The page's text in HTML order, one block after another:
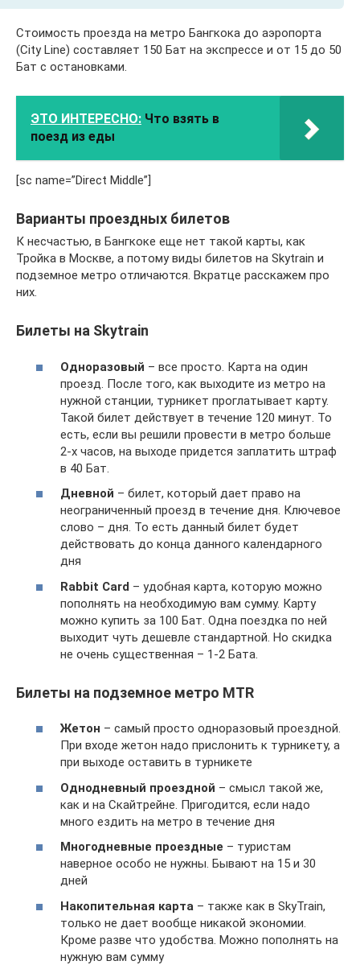
Стоимость проезда на метро Бангкока до аэропорта
(City Line) составляет 150 Бат на экспрессе и от 15 до 50
Бат с остановками.
ЭТО ИНТЕРЕСНО: Что взять в
поезд из еды
[sc name=”Direct Middle”]
Варианты проездных билетов
К несчастью, в Бангкоке еще нет такой карты, как
Тройка в Москве, а потому виды билетов на Skytrain и
подземное метро отличаются. Вкратце расскажем про
них.
Билеты на Skytrain
Одноразовый – все просто. Карта на один
проезд. После того, как выходите из метро на
нужной станции, турникет проглатывает карту.
Такой билет действует в течение 120 минут. То
есть, если вы решили провести в метро больше
2-х часов, на выходе придется заплатить штраф
в 40 Бат.
Дневной – билет, который дает право на
неограниченный проезд в течение дня. Ключевое
слово – дня. То есть данный билет будет
действовать до конца данного календарного
дня
Rabbit Card – удобная карта, которую можно
пополнять на необходимую вам сумму. Карту
можно купить за 100 Бат. Одна поездка по ней
выходит чуть дешевле стандартной. Но скидка
не очень существенная – 1-2 Бата.
Билеты на подземное метро MTR
Жетон – самый просто одноразовый проездной.
При входе жетон надо прислонить к турникету, а
при выходе оставить в турникете
Однодневный проездной – смысл такой же,
как и на Скайтрейне. Пригодится, если надо
много ездить на метро в течение дня
Многодневные проездные – туристам
наверное особо не нужны. Бывают на 15 и 30
дней
Накопительная карта – также как в SkyTrain,
только не дает вообще никакой экономии.
Кроме разве что удобства. Можно пополнять на
нужную вам сумму